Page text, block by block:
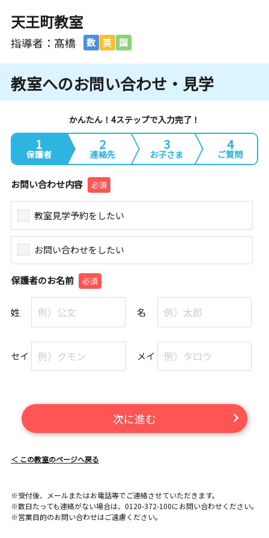
天王町教室
指導者：髙橋 数 英 国
教室へのお問い合わせ・見学
かんたん！4ステップで入力完了！
1
保護者
2
連絡先
3
お子さま
4
ご質問
お問い合わせ内容 必須
教室見学予約をしたい
お問い合わせをしたい
保護者のお名前 必須
姓 名
セイ メイ
次に進む
＜ この教室のページへ戻る
※受付後、メールまたはお電話等でご連絡させていただきます。
※数日たっても連絡がない場合は、0120-372-100にお問い合わせください。
※営業目的のお問い合わせはご遠慮ください。